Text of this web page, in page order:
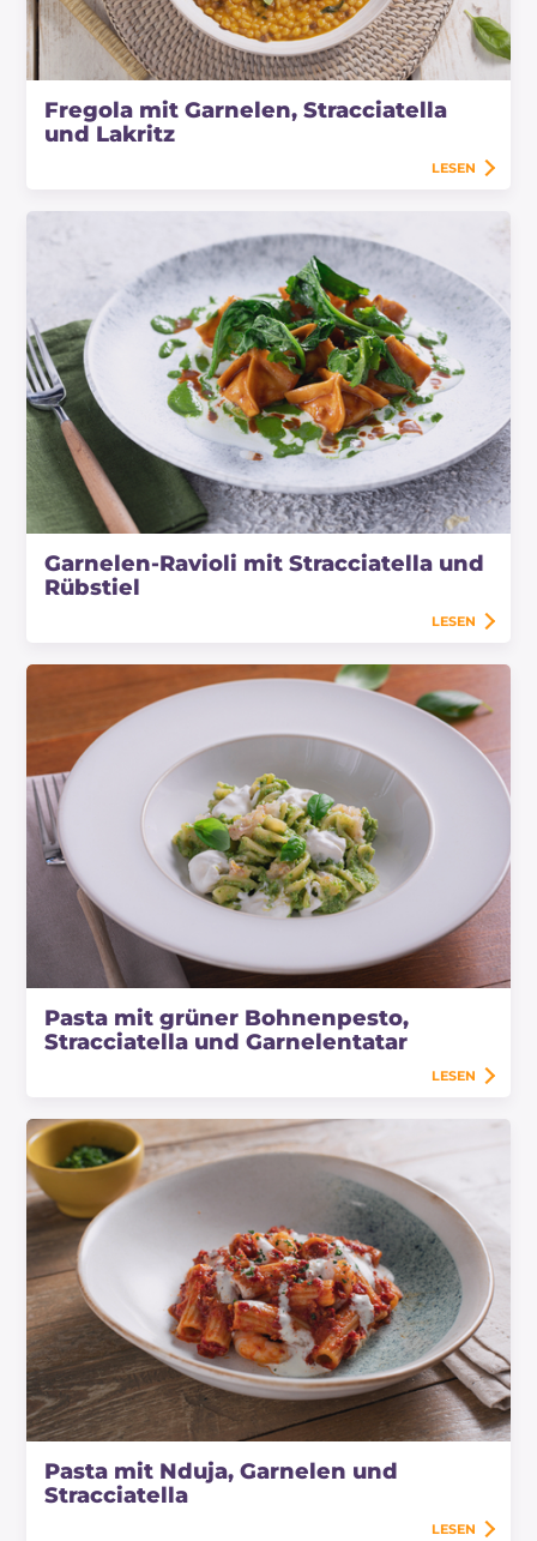
Fregola mit Garnelen, Stracciatella
und Lakritz
LESEN
Garnelen-Ravioli mit Stracciatella und
Rübstiel
LESEN
Pasta mit grüner Bohnenpesto,
Stracciatella und Garnelentatar
LESEN
Pasta mit Nduja, Garnelen und
Stracciatella
LESEN